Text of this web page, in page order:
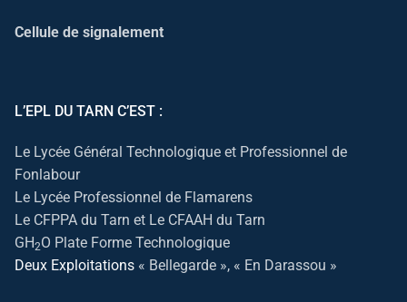
Cellule de signalement
L’EPL DU TARN C’EST :
Le Lycée Général Technologique et Professionnel de
Fonlabour
Le Lycée Professionnel de Flamarens
Le CFPPA du Tarn et Le CFAAH du Tarn
GH2O Plate Forme Technologique
Deux Exploitations « Bellegarde », « En Darassou »